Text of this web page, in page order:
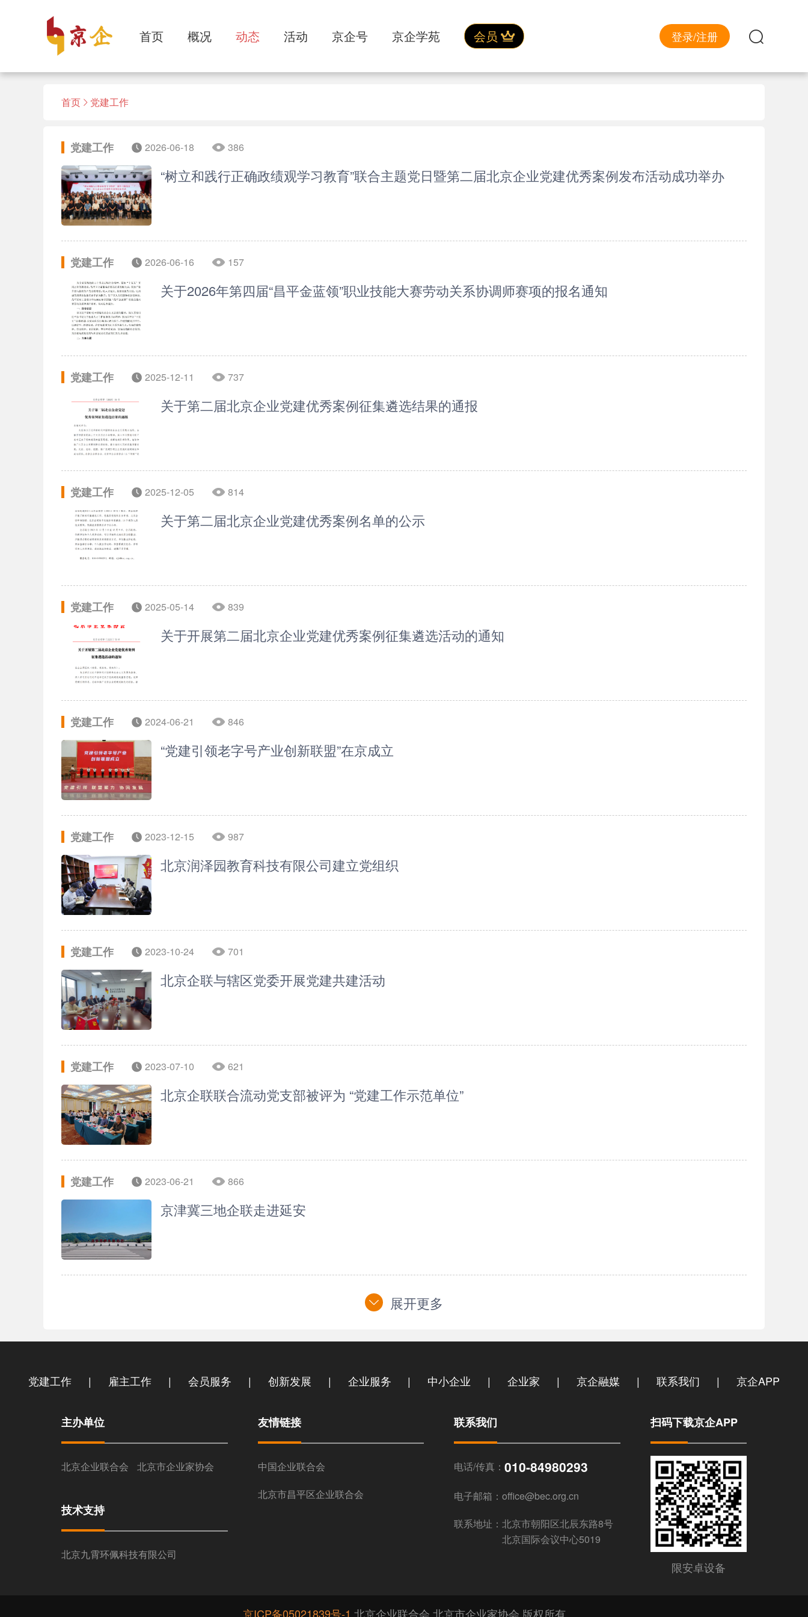
首页 概况 动态 活动 京企号 京企学苑 会员 登录/注册
首页 党建工作
党建工作 2026-06-18 386
“树立和践行正确政绩观学习教育”联合主题党日暨第二届北京企业党建优秀案例发布活动成功举办
党建工作 2026-06-16 157
关于2026年第四届“昌平金蓝领”职业技能大赛劳动关系协调师赛项的报名通知
党建工作 2025-12-11 737
关于第二届北京企业党建优秀案例征集遴选结果的通报
党建工作 2025-12-05 814
关于第二届北京企业党建优秀案例名单的公示
党建工作 2025-05-14 839
关于开展第二届北京企业党建优秀案例征集遴选活动的通知
党建工作 2024-06-21 846
“党建引领老字号产业创新联盟”在京成立
党建工作 2023-12-15 987
北京润泽园教育科技有限公司建立党组织
党建工作 2023-10-24 701
北京企联与辖区党委开展党建共建活动
党建工作 2023-07-10 621
北京企联联合流动党支部被评为 “党建工作示范单位”
党建工作 2023-06-21 866
京津冀三地企联走进延安
展开更多
党建工作 | 雇主工作 | 会员服务 | 创新发展 | 企业服务 | 中小企业 | 企业家 | 京企融媒 | 联系我们 | 京企APP
主办单位
北京企业联合会 北京市企业家协会
技术支持
北京九霄环佩科技有限公司
友情链接
中国企业联合会
北京市昌平区企业联合会
联系我们
电话/传真：010-84980293
电子邮箱：office@bec.org.cn
联系地址：北京市朝阳区北辰东路8号
北京国际会议中心5019
扫码下载京企APP
限安卓设备
京ICP备05021839号-1 北京企业联合会 北京市企业家协会 版权所有